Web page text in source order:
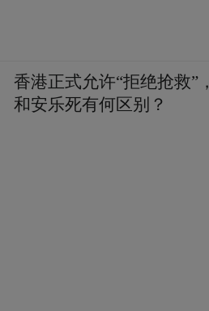
香港正式允许“拒绝抢救”，
和安乐死有何区别？